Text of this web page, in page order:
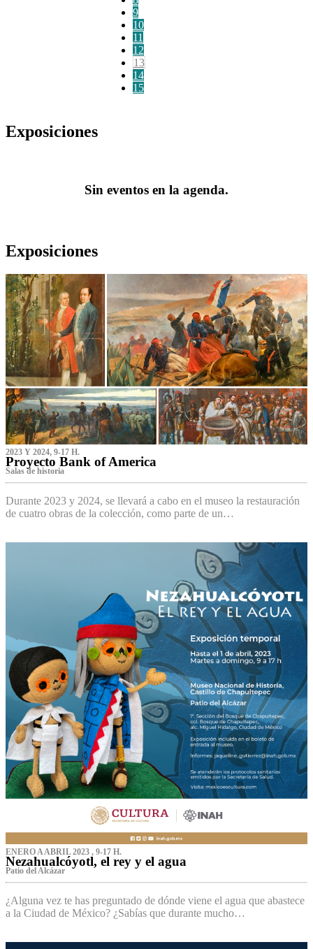
9
10
11
12
13
14
15
Exposiciones
Sin eventos en la agenda.
Exposiciones
2023 Y 2024, 9-17 H.
Proyecto Bank of America
S‌alas de historia
Durante 2023 y 2024, se llevará a cabo en el museo la restauración
de cuatro obras de la colección, como parte de un…
ENERO A ABRIL 2023 , 9-17 H.
Nezahualcóyotl, el rey y el agua
Patio del Alcázar
¿Alguna vez te has preguntado de dónde viene el agua que abastece
a la Ciudad de México? ¿Sabías que durante mucho…